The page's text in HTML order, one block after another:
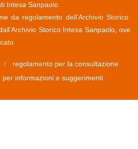
Intesa Sanpaolo.
da regolamento dell'Archivio Storico.
Storico Intesa Sanpaolo, ove
/ regolamento per la consultazione
per informazioni e suggerimenti